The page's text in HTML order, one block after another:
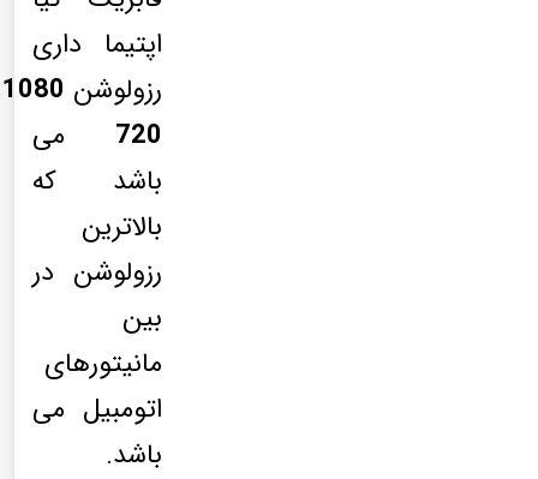
اپتیما داری
رزولوشن 1080
720
می
باشد که
بالاترین
رزولوشن در
بین
مانیتورهای
اتومبیل می
باشد.